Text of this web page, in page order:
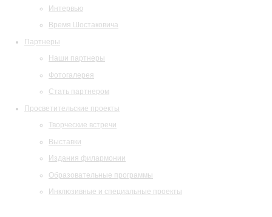
Интервью
Время Шостаковича
Партнеры
Наши партнеры
Фотогалерея
Стать партнером
Просветительские проекты
Творческие встречи
Выставки
Издания филармонии
Образовательные программы
Инклюзивные и специальные проекты